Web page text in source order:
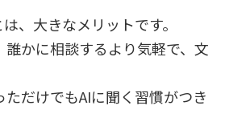
、大きなメリットです。
かに相談するより気軽で、文
だけでもAIに聞く習慣がつき